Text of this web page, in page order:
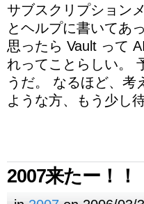
サブスクリプション
とヘルプに書いてあ
思ったら Vault って
れってことらしい。
うだ。 なるほど、考
ような方、もう少し
2007来たー！！